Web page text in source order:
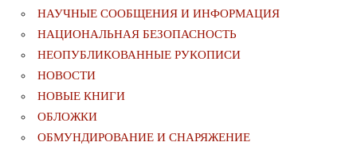
НАУЧНЫЕ СООБЩЕНИЯ И ИНФОРМАЦИЯ
НАЦИОНАЛЬНАЯ БЕЗОПАСНОСТЬ
НЕОПУБЛИКОВАННЫЕ РУКОПИСИ
НОВОСТИ
НОВЫЕ КНИГИ
ОБЛОЖКИ
ОБМУНДИРОВАНИЕ И СНАРЯЖЕНИЕ